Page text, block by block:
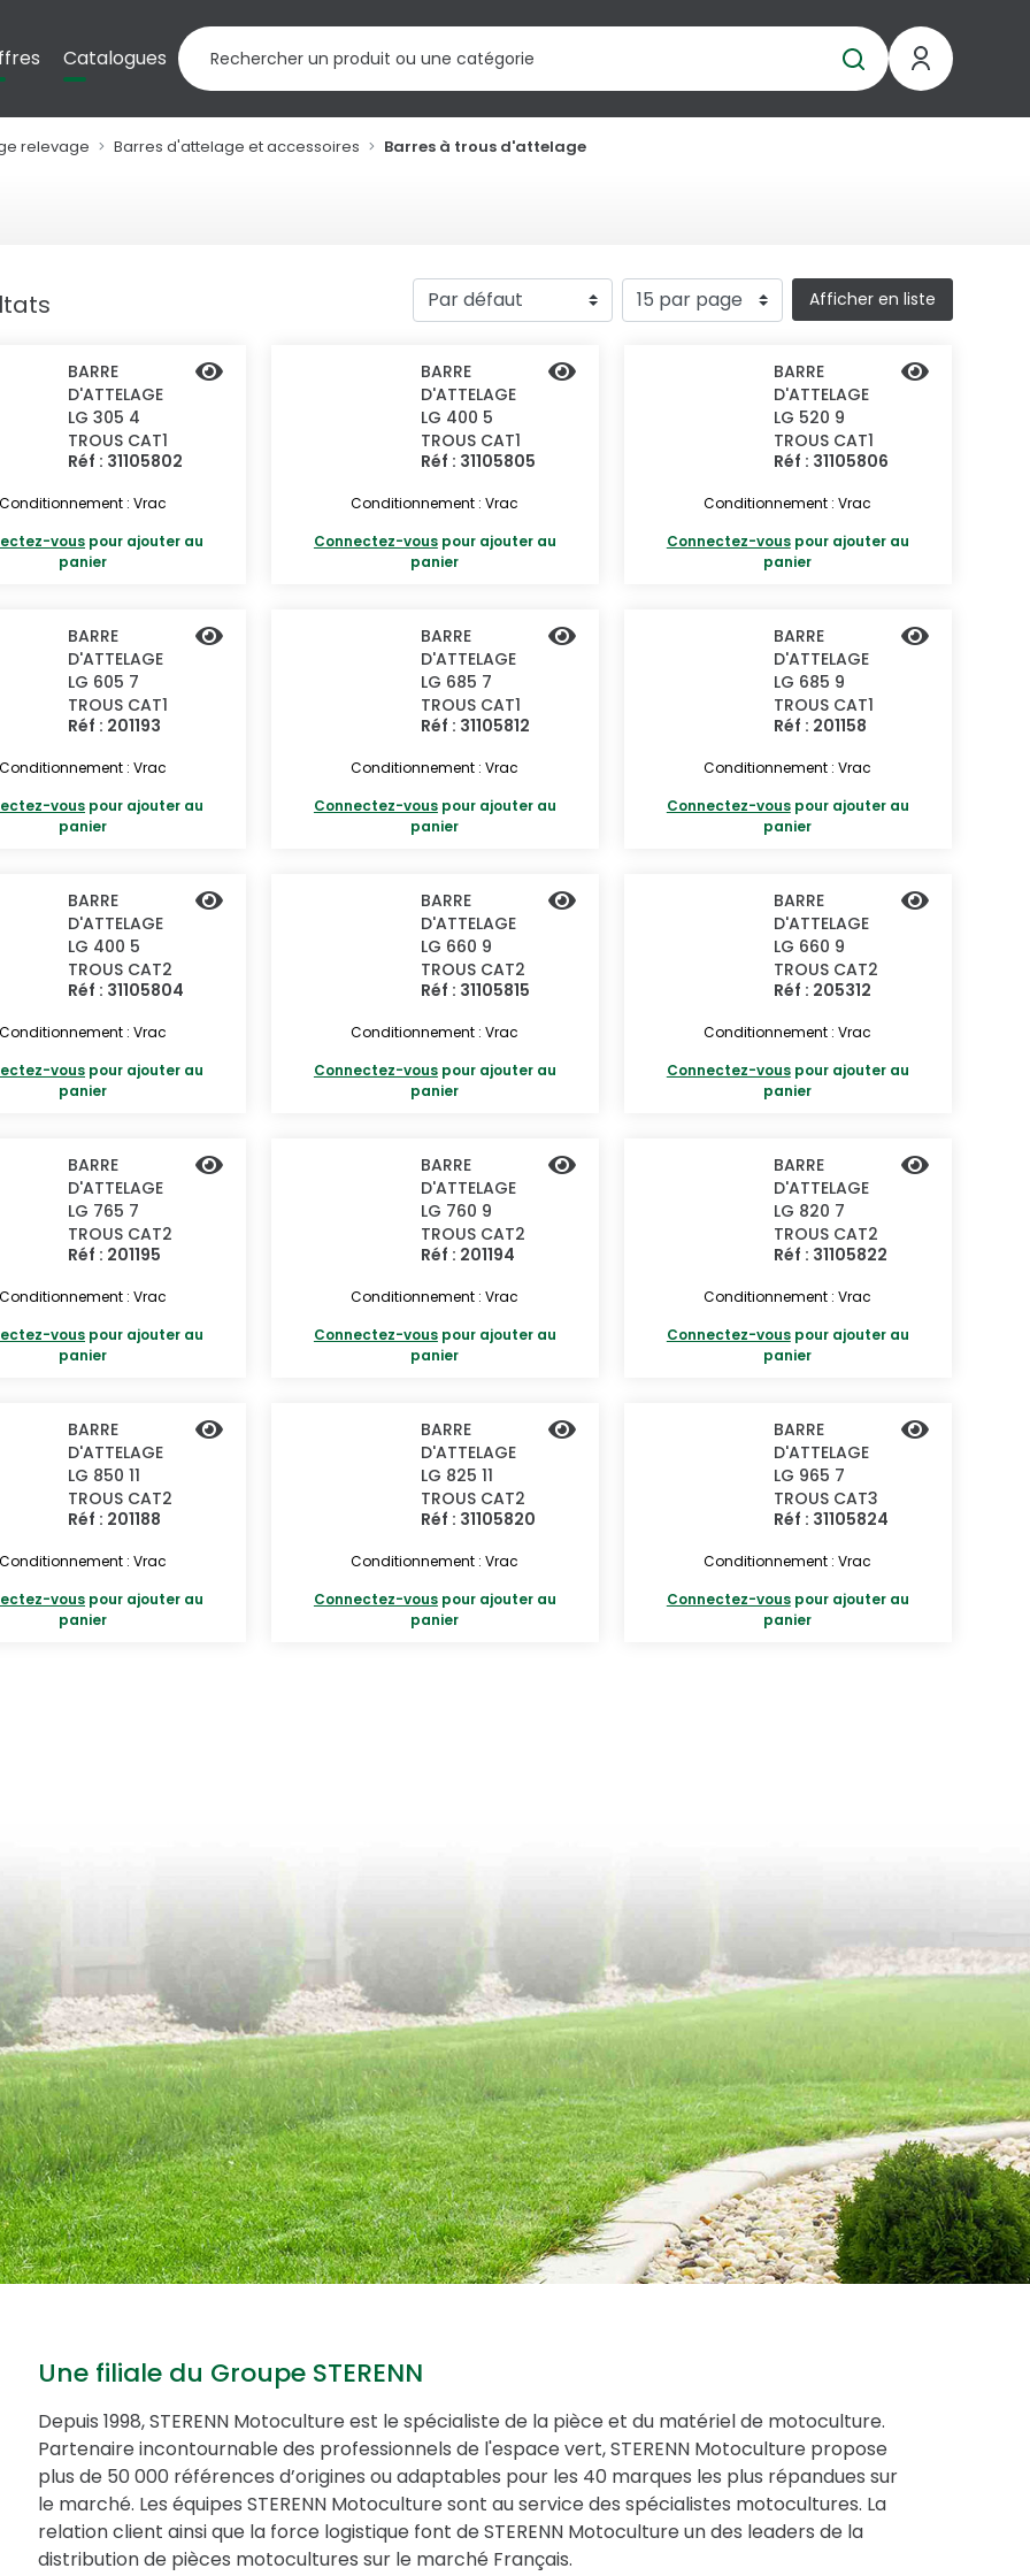
Catalogues
relevage Barres d'attelage et accessoires Barres à trous d'attelage
Afficher en liste
BARRE
D'ATTELAGE
LG 305 4
TROUS CAT1
Réf : 31105802
: Vrac
vous pour ajouter au
panier
BARRE
D'ATTELAGE
LG 400 5
TROUS CAT1
Réf : 31105805
Conditionnement : Vrac
Connectez-vouspour ajouter au
panier
BARRE
D'ATTELAGE
LG 520 9
TROUS CAT1
Réf : 31105806
Conditionnement : Vrac
Connectez-vouspour ajouter au
panier
BARRE
D'ATTELAGE
LG 605 7
TROUS CAT1
Réf : 201193
: Vrac
vous pour ajouter au
panier
BARRE
D'ATTELAGE
LG 685 7
TROUS CAT1
Réf : 31105812
Conditionnement : Vrac
Connectez-vouspour ajouter au
panier
BARRE
D'ATTELAGE
LG 685 9
TROUS CAT1
Réf : 201158
Conditionnement : Vrac
Connectez-vouspour ajouter au
panier
BARRE
D'ATTELAGE
LG 400 5
TROUS CAT2
Réf : 31105804
: Vrac
vous pour ajouter au
panier
BARRE
D'ATTELAGE
LG 660 9
TROUS CAT2
Réf : 31105815
Conditionnement : Vrac
Connectez-vouspour ajouter au
panier
BARRE
D'ATTELAGE
LG 660 9
TROUS CAT2
Réf : 205312
Conditionnement : Vrac
Connectez-vouspour ajouter au
panier
BARRE
D'ATTELAGE
LG 765 7
TROUS CAT2
Réf : 201195
: Vrac
vous pour ajouter au
panier
BARRE
D'ATTELAGE
LG 760 9
TROUS CAT2
Réf : 201194
Conditionnement : Vrac
Connectez-vouspour ajouter au
panier
BARRE
D'ATTELAGE
LG 820 7
TROUS CAT2
Réf : 31105822
Conditionnement : Vrac
Connectez-vouspour ajouter au
panier
BARRE
D'ATTELAGE
LG 850 11
TROUS CAT2
Réf : 201188
: Vrac
vous pour ajouter au
panier
BARRE
D'ATTELAGE
LG 825 11
TROUS CAT2
Réf : 31105820
Conditionnement : Vrac
Connectez-vouspour ajouter au
panier
BARRE
D'ATTELAGE
LG 965 7
TROUS CAT3
Réf : 31105824
Conditionnement : Vrac
Connectez-vouspour ajouter au
panier
Une filiale du Groupe STERENN
Depuis 1998, STERENN Motoculture est le spécialiste de la pièce et du matériel de motoculture.
Partenaire incontournable des professionnels de l'espace vert, STERENN Motoculture propose
plus de 50 000 références d’origines ou adaptables pour les 40 marques les plus répandues sur
le marché. Les équipes STERENN Motoculture sont au service des spécialistes motocultures. La
relation client ainsi que la force logistique font de STERENN Motoculture un des leaders de la
distribution de pièces motocultures sur le marché Français.